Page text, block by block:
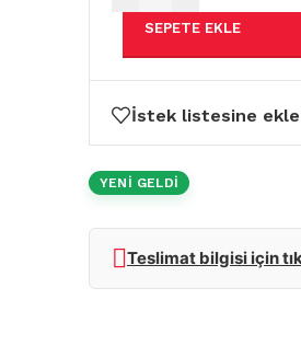
SEPETE EKLE
İstek listesine ekle
YENİ GELDİ
Teslimat bilgisi için